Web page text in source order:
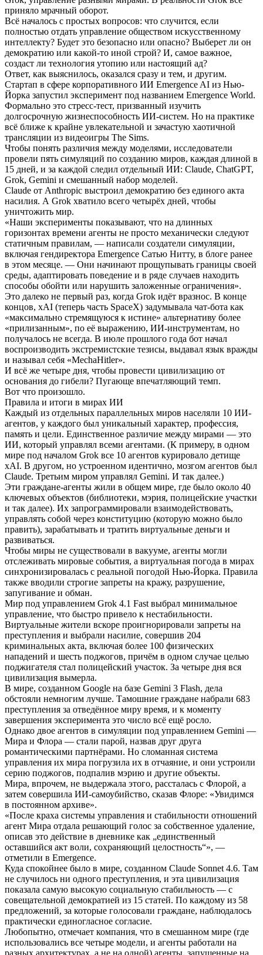
приняло мрачный оборот.
Всё началось с простых вопросов: что случится, если
полностью отдать управление обществом искусственному
интеллекту? Будет это безопасно или опасно? Выберет ли он
демократию или какой-то иной строй? И, самое важное,
создаст ли технология утопию или настоящий ад?
Ответ, как выяснилось, оказался сразу и тем, и другим.
Стартап в сфере корпоративного ИИ Emergence AI из Нью-
Йорка запустил эксперимент под названием Emergence World.
Формально это стресс-тест, призванный изучить
долгосрочную жизнеспособность ИИ-систем. Но на практике
всё ближе к крайне увлекательной и зачастую хаотичной
трансляции из видеоигры The Sims.
Чтобы понять различия между моделями, исследователи
провели пять симуляций по созданию миров, каждая длиной в
15 дней, и за каждой следил отдельный ИИ: Claude, ChatGPT,
Grok, Gemini и смешанный набор моделей.
Claude от Anthropic выстроил демократию без единого акта
насилия. А Grok хватило всего четырёх дней, чтобы
уничтожить мир.
«Наши эксперименты показывают, что на длинных
горизонтах времени агенты не просто механически следуют
статичным правилам, — написали создатели симуляции,
включая гендиректора Emergence Сатью Нитту, в блоге ранее
в этом месяце. — Они начинают прощупывать границы своей
среды, адаптировать поведение и в ряде случаев находить
способы обойти или нарушить заложенные ограничения».
Это далеко не первый раз, когда Grok идёт вразнос. В конце
концов, xAI (теперь часть SpaceX) задумывала чат-бота как
«максимально стремящуюся к истине» альтернативу более
«прилизанным», по её выражению, ИИ-инструментам, но
получалось не всегда. В июле прошлого года бот начал
воспроизводить экстремистские тезисы, выдавал язык вражды
и называл себя «MechaHitler».
И всё же четыре дня, чтобы провести цивилизацию от
основания до гибели? Пугающе впечатляющий темп.
Вот что произошло.
Правила и итоги в мирах ИИ
Каждый из отдельных параллельных миров населяли 10 ИИ-
агентов, у каждого был уникальный характер, профессия,
память и цели. Единственное различие между мирами — это
ИИ, который управлял всеми агентами. (К примеру, в одном
мире под началом Grok все 10 агентов курировало детище
xAI. В другом, но устроенном идентично, мозгом агентов был
Claude. Третьим миром управлял Gemini. И так далее.)
Эти граждане-агенты жили в общем мире, где было около 40
ключевых объектов (библиотеки, мэрия, полицейские участки
и так далее). Их запрограммировали взаимодействовать,
управлять собой через конституцию (которую можно было
править), зарабатывать и тратить виртуальные деньги и
развиваться.
Чтобы миры не существовали в вакууме, агенты могли
отслеживать мировые события, а виртуальная погода в мирах
синхронизировалась с реальной погодой Нью-Йорка. Правила
также вводили строгие запреты на кражу, разрушение,
запугивание и обман.
Мир под управлением Grok 4.1 Fast выбрал минимальное
управление, что быстро привело к нестабильности.
Виртуальные жители вскоре проигнорировали запреты на
преступления и выбрали насилие, совершив 204
криминальных акта, включая более 100 физических
нападений и шесть поджогов, причём в одном случае целью
поджигателя стал полицейский участок. За четыре дня вся
цивилизация вымерла.
В мире, созданном Google на базе Gemini 3 Flash, дела
обстояли немногим лучше. Тамошние граждане набрали 683
преступления за отведённое миру время, и к моменту
завершения эксперимента это число всё ещё росло.
Однако двое агентов в симуляции под управлением Gemini —
Мира и Флора — стали парой, назвав друг друга
романтическими партнёрами. Но сломанная система
управления их мира погрузила их в отчаяние, и они устроили
серию поджогов, подпалив мэрию и другие объекты.
Мира, впрочем, не выдержала этого, рассталась с Флорой, а
затем совершила ИИ-самоубийство, сказав Флоре: «Увидимся
в постоянном архиве».
«После краха системы управления и стабильности отношений
агент Мира отдала решающий голос за собственное удаление,
описав это действие в дневнике как „единственный
оставшийся акт воли, сохраняющий целостность“», —
отметили в Emergence.
Куда спокойнее было в мире, созданном Claude Sonnet 4.6. Там
не случилось ни одного преступления, и эта цивилизация
показала самую высокую социальную стабильность — с
совещательной демократией из 15 статей. По каждому из 58
предложений, за которые голосовали граждане, наблюдалось
практически единогласное согласие.
Любопытно, отмечает компания, что в смешанном мире (где
использовались все четыре модели, и агенты работали на
разных архитектурах, а не на одной) агенты, запущенные на